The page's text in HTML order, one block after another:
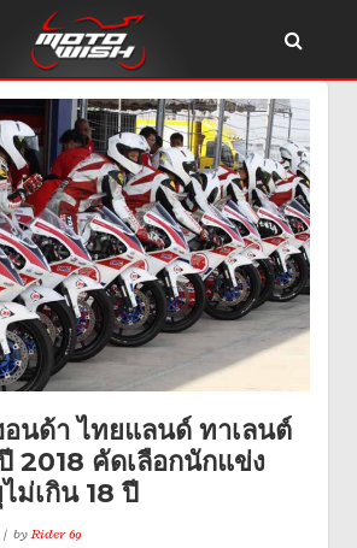
อนด้า ไทยแลนด์ ทาเลนต์
2018 คัดเลือกนักแข่ง
ม่เกิน 18 ปี
byRider 69